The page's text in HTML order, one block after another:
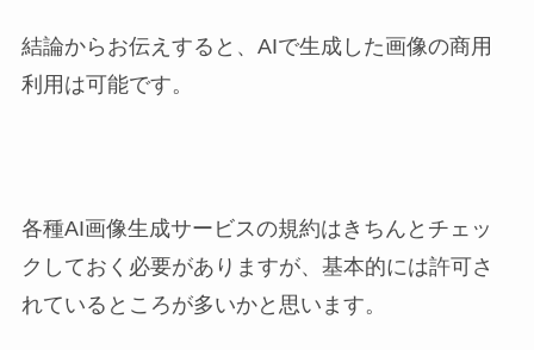
結論からお伝えすると、AIで生成した画像の商用
利用は可能です。
各種AI画像生成サービスの規約はきちんとチェッ
クしておく必要がありますが、基本的には許可さ
れているところが多いかと思います。